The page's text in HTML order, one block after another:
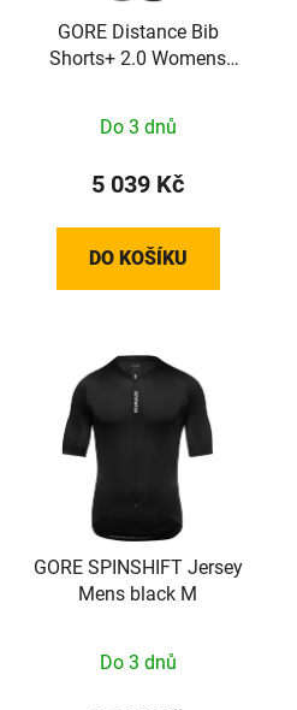
GORE Distance Bib
Shorts+ 2.0 Womens
Do 3 dnů
5 039 Kč
DO KOŠÍKU
GORE SPINSHIFT Jersey
Mens black M
Do 3 dnů